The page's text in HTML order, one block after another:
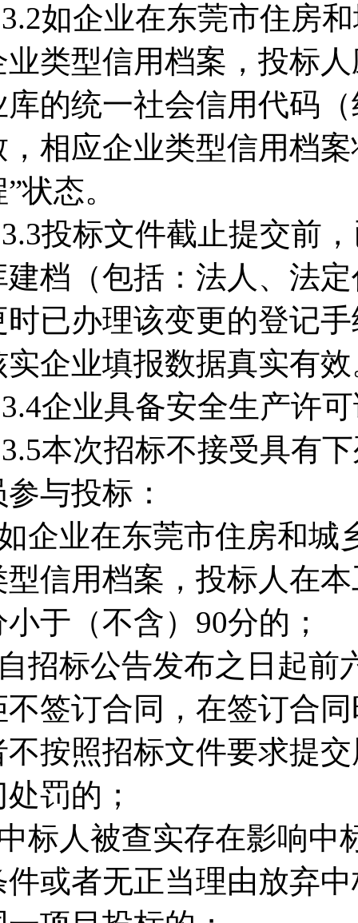
如企业在东莞市住房
业类型信用档案，投标
库的统一社会信用代码
，相应企业类型信用档
状态。
投标文件截止提交前
建档（包括：法人、法
时已办理该变更的登记
实企业填报数据真实有
企业具备安全生产许
本次招标不接受具有
与投标：
企业在东莞市住房和城
型信用档案，投标人在
小于（不含）90分的；
招标公告发布之日起前
不签订合同，在签订合
不按照招标文件要求提
罚的；
标人被查实存在影响中
件或者无正当理由放弃